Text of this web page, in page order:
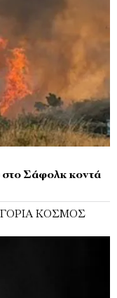
στο Σάφολκ κοντά
ΚΌΣΜΟΣ